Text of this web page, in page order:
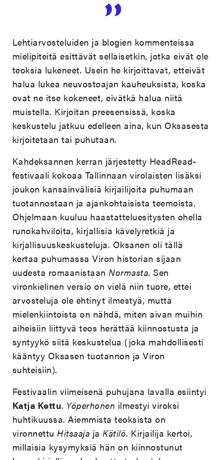
Lehtiarvosteluiden ja blogien kommenteissa
mielipiteitä esittävät sellaisetkin, jotka eivät ole
teoksia lukeneet. Usein he kirjoittavat, etteivät
halua lukea neuvostoajan kauheuksista, koska
ovat ne itse kokeneet, eivätkä halua niitä
muistella. Kirjoitan preesensissä, koska
keskustelu jatkuu edelleen aina, kun Oksasesta
kirjoitetaan tai puhutaan.
Kahdeksannen kerran järjestetty HeadRead-
festivaali kokoaa Tallinnaan virolaisten lisäksi
joukon kansainvälisiä kirjailijoita puhumaan
tuotannostaan ja ajankohtaisista teemoista.
Ohjelmaan kuuluu haastatteluesitysten ohella
runokahviloita, kirjallisia kävelyretkiä ja
kirjallisuuskeskusteluja. Oksanen oli tällä
kertaa puhumassa Viron historian sijaan
uudesta romaanistaanNormasta. Sen
vironkielinen versio on vielä niin tuore, ettei
arvosteluja ole ehtinyt ilmestyä, mutta
mielenkiintoista on nähdä, miten aivan muihin
aiheisiin liittyvä teos herättää kiinnostusta ja
syntyykö siitä keskustelua (joka mahdollisesti
kääntyy Oksasen tuotannon ja Viron
suhteisiin).
Festivaalin viimeisenä puhujana lavalla esiintyi
Katja Kettu. Yöperhonen ilmestyi viroksi
huhtikuussa. Aiemmista teoksista on
vironnettuHitsaaja jaKätilö. Kirjailija kertoi,
millaisia kysymyksiä hän on kiinnostunut